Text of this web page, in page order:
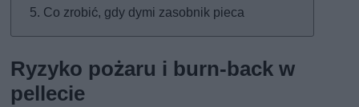
Co zrobić, gdy dymi zasobnik pieca
Ryzyko pożaru i burn-back w
pellecie